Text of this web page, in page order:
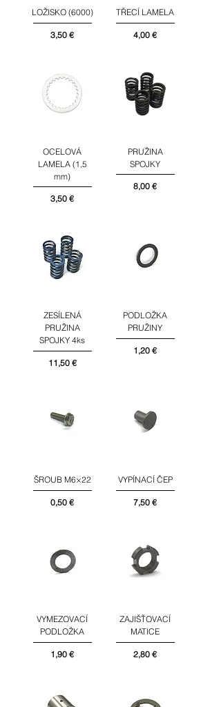
LOŽISKO (6000)
Cena
3,50 €
TŘECÍ LAMELA
Cena
4,00 €
OCELOVÁ
LAMELA (1,5
mm)
Cena
3,50 €
PRUŽINA
SPOJKY
Cena
8,00 €
ZESÍLENÁ
PRUŽINA
SPOJKY 4ks
Cena
11,50 €
PODLOŽKA
PRUŽINY
Cena
1,20 €
ŠROUB M6×22
Cena
0,50 €
VYPÍNACÍ ČEP
Cena
7,50 €
VYMEZOVACÍ
PODLOŽKA
Cena
1,90 €
ZAJIŠŤOVACÍ
MATICE
Cena
2,80 €